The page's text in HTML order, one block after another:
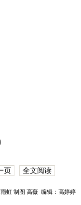
页 全文阅读
虹 制图 高薇 编辑：高婷婷